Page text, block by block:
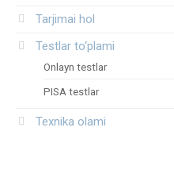
Tarjimai hol
Testlar to‘plami
Onlayn testlar
PISA testlar
Texnika olami